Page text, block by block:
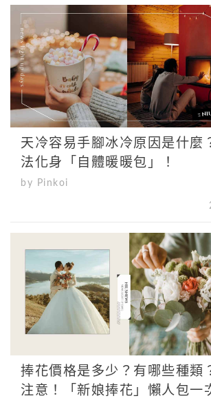
天冷容易手腳冰冷原因是什麼
法化身「自體暖暖包」！
by Pinkoi
捧花價格是多少？有哪些種類
注意！「新娘捧花」懶人包一